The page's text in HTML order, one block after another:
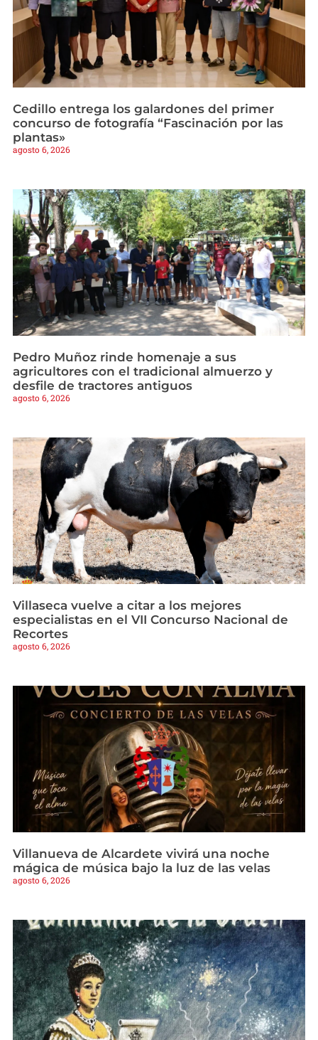
Cedillo entrega los galardones del primer
concurso de fotografía “Fascinación por las
plantas»
agosto 6, 2026
Pedro Muñoz rinde homenaje a sus
agricultores con el tradicional almuerzo y
desfile de tractores antiguos
agosto 6, 2026
Villaseca vuelve a citar a los mejores
especialistas en el VII Concurso Nacional de
Recortes
agosto 6, 2026
Villanueva de Alcardete vivirá una noche
mágica de música bajo la luz de las velas
agosto 6, 2026